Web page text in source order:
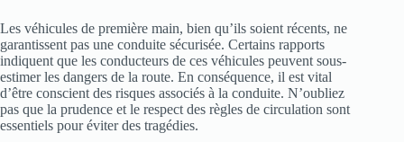
Les véhicules de première main, bien qu’ils soient récents, ne
garantissent pas une conduite sécurisée. Certains rapports
indiquent que les conducteurs de ces véhicules peuvent sous-
estimer les dangers de la route. En conséquence, il est vital
d’être conscient des risques associés à la conduite. N’oubliez
pas que la prudence et le respect des règles de circulation sont
essentiels pour éviter des tragédies.